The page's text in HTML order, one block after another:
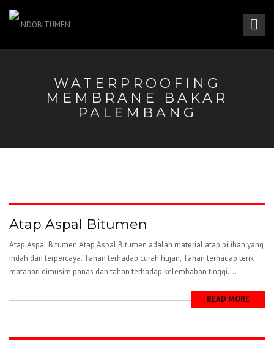
WATERPROOFING
MEMBRANE BAKAR
PALEMBANG
Atap Aspal Bitumen
Atap Aspal Bitumen Atap Aspal Bitumen adalah material atap pilihan yang
indah dan terpercaya. Tahan terhadap curah hujan, Tahan terhadap terik
matahari dimusim panas dan tahan terhadap kelembaban tinggi....
READ MORE